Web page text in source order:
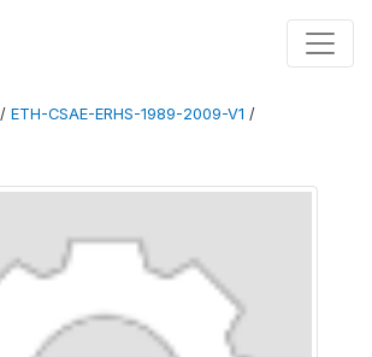
/ ETH-CSAE-ERHS-1989-2009-V1 /